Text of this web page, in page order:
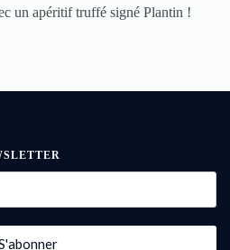
un apéritif truffé signé Plantin !